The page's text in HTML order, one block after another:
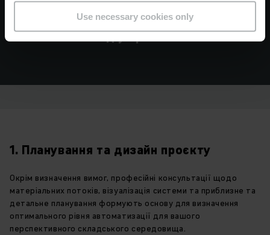
Use necessary cookies only
Ось як можна автоматизувати ваш
склад у три етапи:
1. Планування та дизайн проєкту
Окрім визначення вимог, професійні консультації щодо
матеріальних потоків, візуалізація системи та приблизне та
детальне планування формують основу для визначення
оптимального рівня автоматизації для вашого
перспективного складського середовища.